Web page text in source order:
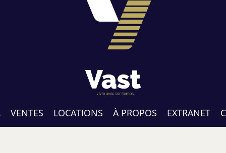
VENTES LOCATIONS À PROPOS EXTRANET